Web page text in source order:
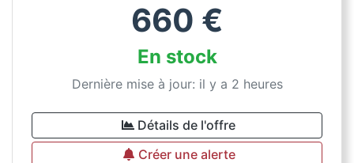
660 €
En stock
Dernière mise à jour: il y a 2 heures
Détails de l'offre
Créer une alerte